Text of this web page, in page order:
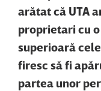
arătat că UTA
proprietari cu
superioară
firesc să fi
partea unor